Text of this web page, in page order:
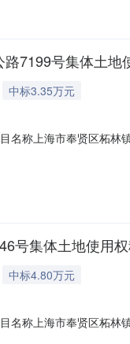
路7199号集体土地
中标3.35万元
名称上海市奉贤区柘
124）；联系地
号集体土地使用
中标4.80万元
名称上海市奉贤区柘